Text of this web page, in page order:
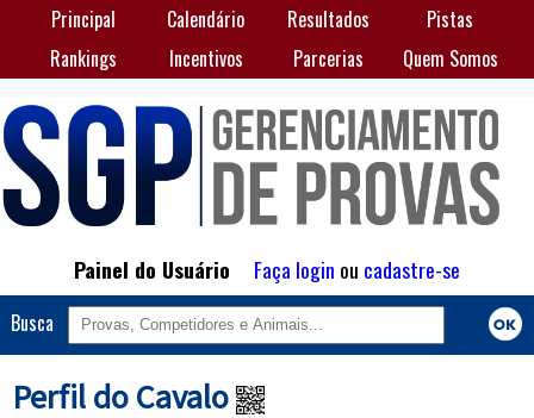
Principal Calendário Resultados
Pistas
Rankings
Incentivos Parcerias Quem Somos
Painel do Usuário Faça login ou cadastre-se
Busca
Perfil do Cavalo